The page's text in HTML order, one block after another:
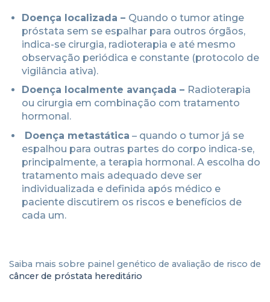
Doença localizada – Quando o tumor atinge
próstata sem se espalhar para outros órgãos,
indica-se cirurgia, radioterapia e até mesmo
observação periódica e constante (protocolo de
vigilância ativa).
Doença localmente avançada – Radioterapia
ou cirurgia em combinação com tratamento
hormonal.
Doença metastática – quando o tumor já se
espalhou para outras partes do corpo indica-se,
principalmente, a terapia hormonal. A escolha do
tratamento mais adequado deve ser
individualizada e definida após médico e
paciente discutirem os riscos e benefícios de
cada um.
Saiba mais sobre painel genético de avaliação de risco de
câncer de próstata hereditário